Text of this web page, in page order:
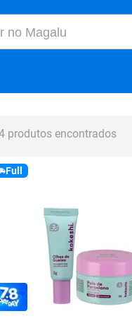
Magalu
produtos encontrados
Full